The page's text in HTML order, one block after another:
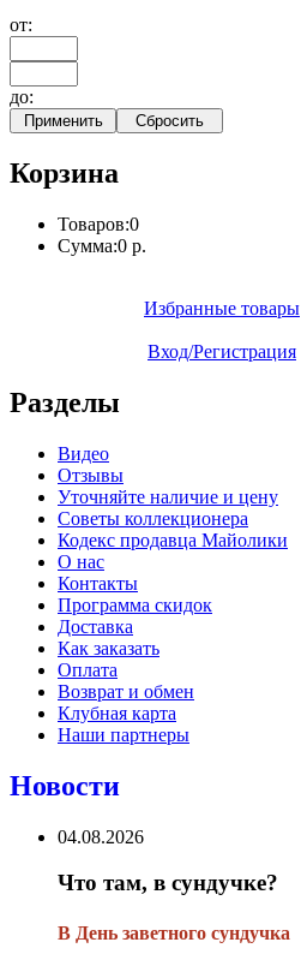
от:
до:
Корзина
Товаров:0
Сумма:0 р.
Избранные товары
Вход/Регистрация
Разделы
Видео
Отзывы
Уточняйте наличие и цену
Советы коллекционера
Кодекс продавца Майолики
О нас
Контакты
Программа скидок
Доставка
Как заказать
Оплата
Возврат и обмен
Клубная карта
Наши партнеры
Новости
04.08.2026
Что там, в сундучке?
В День заветного сундучка